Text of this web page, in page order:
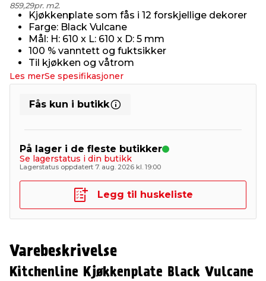
& ugress
859,29pr. m2.
Kjøkkenplate som fås i 12 forskjellige dekorer
Farge: Black Vulcane
Mål: H: 610 x L: 610 x D: 5 mm
100 % vanntett og fuktsikker
Til kjøkken og våtrom
Les merSe spesifikasjoner
Fås kun i butikk
På lager i de fleste butikker
Se lagerstatus i din butikk
Lagerstatus oppdatert 7. aug. 2026 kl. 19:00
Legg til huskeliste
Varebeskrivelse
Kitchenline Kjøkkenplate Black Vulcane